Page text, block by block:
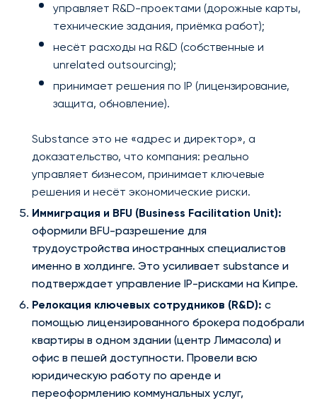
управляет R&D-проектами (дорожные карты,
технические задания, приёмка работ);
несёт расходы на R&D (собственные и
unrelated outsourcing);
принимает решения по IP (лицензирование,
защита, обновление).
Substance это не «адрес и директор», а
доказательство, что компания: реально
управляет бизнесом, принимает ключевые
решения и несёт экономические риски.
Иммиграция и BFU (Business Facilitation Unit):
оформили BFU-разрешение для
трудоустройства иностранных специалистов
именно в холдинге. Это усиливает substance и
подтверждает управление IP-рисками на Кипре.
Релокация ключевых сотрудников (R&D): с
помощью лицензированного брокера подобрали
квартиры в одном здании (центр Лимасола) и
офис в пешей доступности. Провели всю
юридическую работу по аренде и
переоформлению коммунальных услуг,